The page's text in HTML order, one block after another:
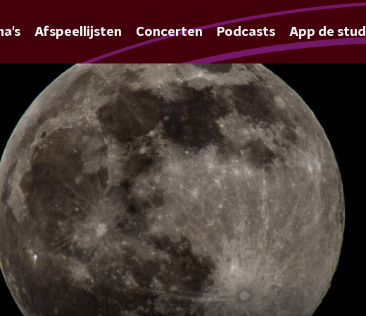
Afspeellijsten Concerten Podcasts App de